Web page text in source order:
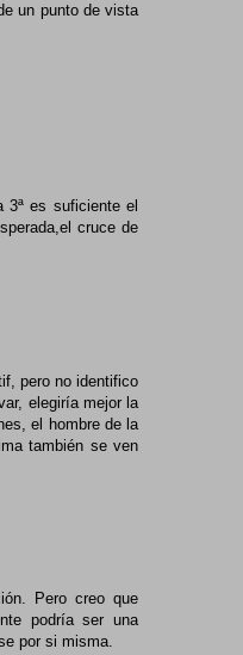
un punto de vista
3ª es suficiente el
cruce de
pero no identifico
elegiría mejor la
el hombre de la
también se ven
Pero creo que
podría ser una
por si misma.